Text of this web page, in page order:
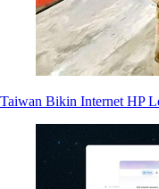
Taiwan Bikin Internet HP